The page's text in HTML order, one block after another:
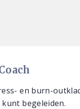
en burn-
begeleiden.